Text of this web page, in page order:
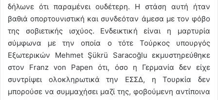
δήλωνε ότι παραμένει ουδέτερη. Η στάση αυτή ήταν
βαθιά οπορτουνιστική και συνδεόταν άμεσα με τον φόβο
της σοβιετικής ισχύος. Ενδεικτική είναι η μαρτυρία
σύμφωνα με την οποία ο τότε Τούρκος υπουργός
Εξωτερικών Mehmet Şükrü Saracoğlu εκμυστηρεύθηκε
στον Franz von Papen ότι, όσο η Γερμανία δεν είχε
συντρίψει ολοκληρωτικά την ΕΣΣΔ, η Τουρκία δεν
μπορούσε να συμμαχήσει μαζί της, φοβούμενη αντίποινα